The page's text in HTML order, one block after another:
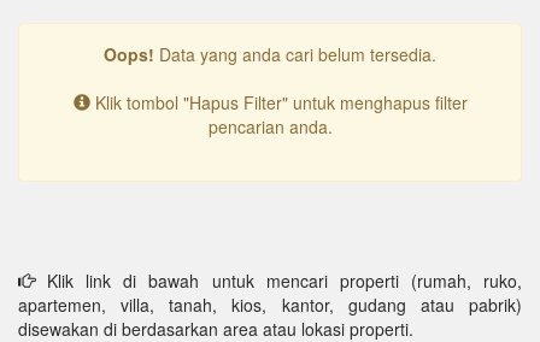
Oops! Data yang anda cari belum tersedia.
Klik tombol "Hapus Filter" untuk menghapus filter
pencarian anda.
Klik link di bawah untuk mencari properti (rumah, ruko,
apartemen, villa, tanah, kios, kantor, gudang atau pabrik)
disewakan di berdasarkan area atau lokasi properti.